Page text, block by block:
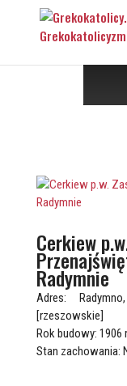
Cerkiew
Radymnie
Adres:
[rzeszowskie]
Rok budowy: 1906
Stan zachowania: